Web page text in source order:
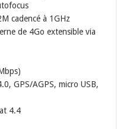
cadencé à 1GHz
de 4Go extensible via
GPS/AGPS, micro USB,
4.4